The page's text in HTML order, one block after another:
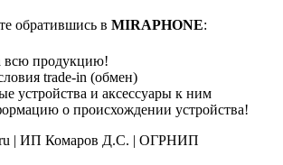
обратившись в MIRAPHONE:
всю продукцию!
trade-in (обмен)
устройства и аксессуары к ним
о происхождении устройства!
| ИП Комаров Д.С. | ОГРНИП